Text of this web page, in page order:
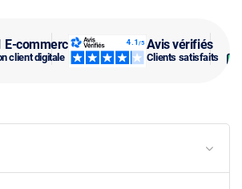
E-commerce
client digitale
Avis vérifiés
Clients satisfaits